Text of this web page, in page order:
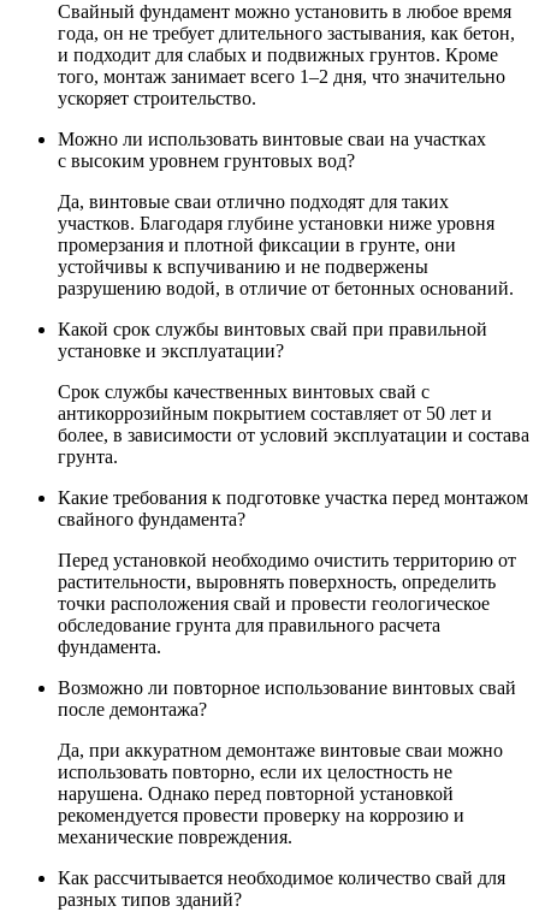
Свайный фундамент можно установить в любое время
года, он не требует длительного застывания, как бетон,
и подходит для слабых и подвижных грунтов. Кроме
того, монтаж занимает всего 1–2 дня, что значительно
ускоряет строительство.
Можно ли использовать винтовые сваи на участках
с высоким уровнем грунтовых вод?
Да, винтовые сваи отлично подходят для таких
участков. Благодаря глубине установки ниже уровня
промерзания и плотной фиксации в грунте, они
устойчивы к вспучиванию и не подвержены
разрушению водой, в отличие от бетонных оснований.
Какой срок службы винтовых свай при правильной
установке и эксплуатации?
Срок службы качественных винтовых свай с
антикоррозийным покрытием составляет от 50 лет и
более, в зависимости от условий эксплуатации и состава
грунта.
Какие требования к подготовке участка перед монтажом
свайного фундамента?
Перед установкой необходимо очистить территорию от
растительности, выровнять поверхность, определить
точки расположения свай и провести геологическое
обследование грунта для правильного расчета
фундамента.
Возможно ли повторное использование винтовых свай
после демонтажа?
Да, при аккуратном демонтаже винтовые сваи можно
использовать повторно, если их целостность не
нарушена. Однако перед повторной установкой
рекомендуется провести проверку на коррозию и
механические повреждения.
Как рассчитывается необходимое количество свай для
разных типов зданий?